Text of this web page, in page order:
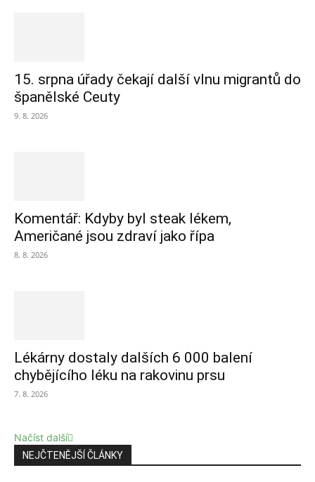
15. srpna úřady čekají další vlnu migrantů do
španělské Ceuty
9. 8. 2026
Komentář: Kdyby byl steak lékem,
Američané jsou zdraví jako řípa
8. 8. 2026
Lékárny dostaly dalších 6 000 balení
chybějícího léku na rakovinu prsu
7. 8. 2026
Načíst další
NEJČTENĚJŠÍ ČLÁNKY